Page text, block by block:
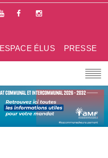
PRESSE
ESPACE ÉLUS